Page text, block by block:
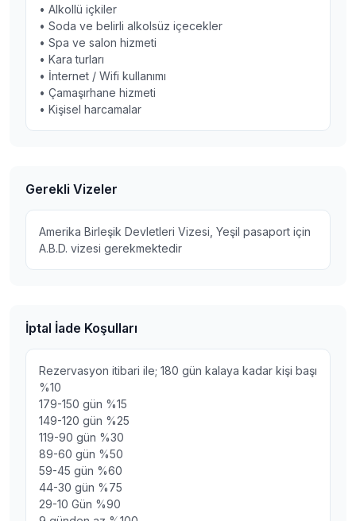
• Alkollü içkiler
• Soda ve belirli alkolsüz içecekler
• Spa ve salon hizmeti
• Kara turları
• İnternet / Wifi kullanımı
• Çamaşırhane hizmeti
• Kişisel harcamalar
Gerekli Vizeler
Amerika Birleşik Devletleri Vizesi, Yeşil pasaport için
A.B.D. vizesi gerekmektedir
İptal İade Koşulları
Rezervasyon itibari ile; 180 gün kalaya kadar kişi başı
%10
179-150 gün %15
149-120 gün %25
119-90 gün %30
89-60 gün %50
59-45 gün %60
44-30 gün %75
29-10 Gün %90